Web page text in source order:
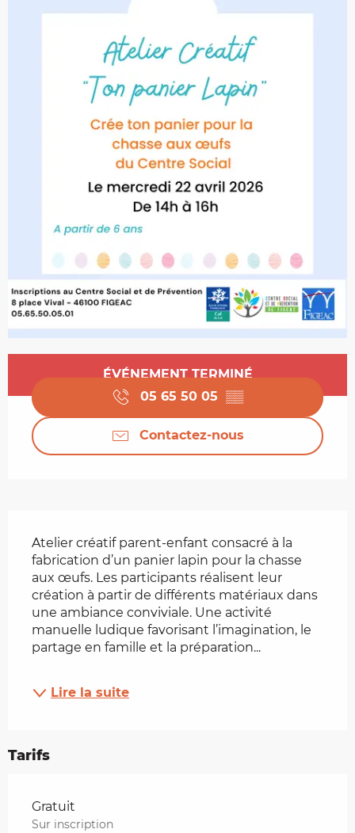
Ouverture et coordonnées
ÉVÉNEMENT TERMINÉ
05 65 50 05 ▒▒
Contactez-nous
Atelier créatif parent-enfant consacré à la
fabrication d’un panier lapin pour la chasse
aux œufs. Les participants réalisent leur
création à partir de différents matériaux dans
une ambiance conviviale. Une activité
manuelle ludique favorisant l’imagination, le
partage en famille et la préparation...
Lire la suite
Tarifs
Tarifs 2026
Gratuit
Sur inscription